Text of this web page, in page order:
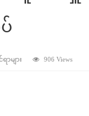
များ 906 Views